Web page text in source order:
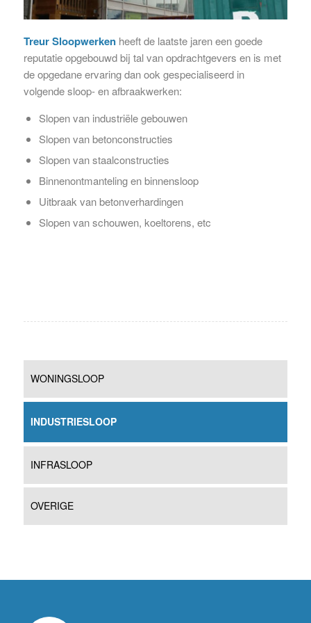
Treur Sloopwerkenheeft de laatste jaren een goede
reputatie opgebouwd bij tal van opdrachtgevers en is met
de opgedane ervaring dan ook gespecialiseerd in
volgende sloop- en afbraakwerken:
Slopen van industriële gebouwen
Slopen van betonconstructies
Slopen van staalconstructies
Binnenontmanteling en binnensloop
Uitbraak van betonverhardingen
Slopen van schouwen, koeltorens, etc
WONINGSLOOP
INDUSTRIESLOOP
INFRASLOOP
OVERIGE